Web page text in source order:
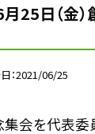
月25日（金
2021/06/25
会を代表委